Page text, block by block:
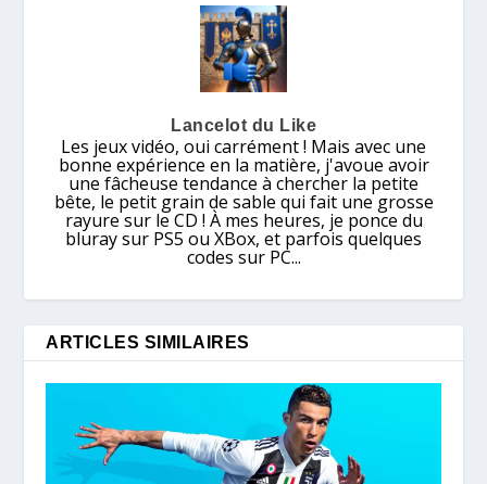
Lancelot du Like
Les jeux vidéo, oui carrément ! Mais avec une
bonne expérience en la matière, j'avoue avoir
une fâcheuse tendance à chercher la petite
bête, le petit grain de sable qui fait une grosse
rayure sur le CD ! À mes heures, je ponce du
bluray sur PS5 ou XBox, et parfois quelques
codes sur PC...
ARTICLES SIMILAIRES